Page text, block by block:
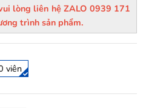
lòng liên hệ ZALO 0939 171
trình sản phẩm.
viên